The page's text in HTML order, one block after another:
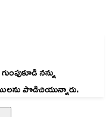
నన్ను
పొడిచియున్నారు.